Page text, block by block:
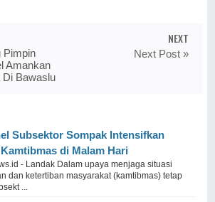
Pimpin
Amankan
Bawaslu
NEXT
Next Post »
Subsektor Sompak Intensifkan
di Malam Hari
- Landak Dalam upaya menjaga situasi
dan ketertiban masyarakat (kamtibmas) tetap
...